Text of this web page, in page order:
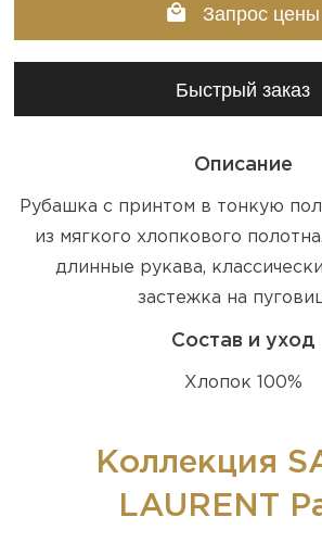
Запрос цены
Быстрый заказ
Описание
Рубашка с принтом в тонкую
из мягкого хлопкового
длинные рукава,
застежка на
Состав и уход
Хлопок 100%
Коллекция
LAURENT